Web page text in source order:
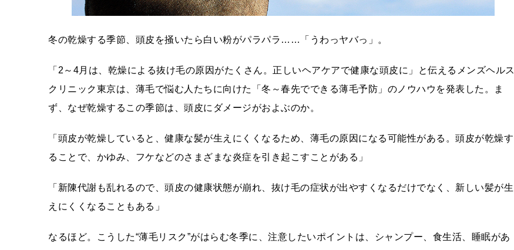
冬の乾燥する季節、頭皮を掻いたら白い粉がパラパラ……「うわっヤバっ」。
「2～4月は、乾燥による抜け毛の原因がたくさん。正しいヘアケアで健康な頭皮に」と伝えるメンズヘルス
クリニック東京は、薄毛で悩む人たちに向けた「冬～春先でできる薄毛予防」のノウハウを発表した。ま
ず、なぜ乾燥するこの季節は、頭皮にダメージがおよぶのか。
「頭皮が乾燥していると、健康な髪が生えにくくなるため、薄毛の原因になる可能性がある。頭皮が乾燥す
ることで、かゆみ、フケなどのさまざまな炎症を引き起こすことがある」
「新陳代謝も乱れるので、頭皮の健康状態が崩れ、抜け毛の症状が出やすくなるだけでなく、新しい髪が生
えにくくなることもある」
なるほど。こうした“薄毛リスク”がはらむ冬季に、注意したいポイントは、シャンプー、食生活、睡眠があ